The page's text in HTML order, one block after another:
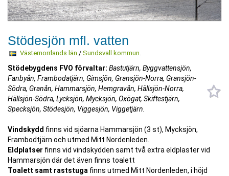
Stödesjön mfl. vatten
Västernorrlands län / Sundsvall kommun.
Stödebygdens FVO förvaltar: Bastutjärn, Byggvattensjön,
Fanbyån, Frambodatjärn, Gimsjön, Gransjön-Norra, Gransjön-
Södra, Granån, Hammarsjön, Hemgravån, Hällsjön-Norra,
Hällsjön-Södra, Lycksjön, Mycksjön, Oxögat, Skiftestjärn,
Specksjön, Stödesjön, Viggesjön, Viggetjärn.
Vindskydd finns vid sjöarna Hammarsjön (3 st), Mycksjön,
Frambodtjärn och utmed Mitt Nordenleden.
Eldplatser finns vid vindskydden samt två extra eldplaster vid
Hammarsjön där det även finns toalett
Toalett samt raststuga finns utmed Mitt Nordenleden, i höjd